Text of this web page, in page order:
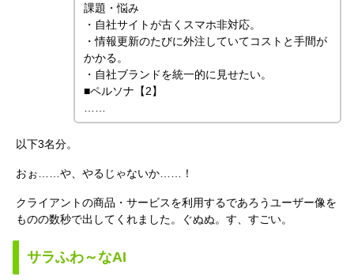
課題・悩み
・自社サイトが古くスマホ非対応。
・情報更新のたびに外注していてコストと手間が
かかる。
・自社ブランドを統一的に見せたい。
■ペルソナ【2】
以下3名分。
おぉ……や、やるじゃないか……！
クライアントの商品・サービスを利用するであろうユーザー像を
ものの数秒で出してくれました。ぐぬぬ。す、すごい。
サラふわ～なAI